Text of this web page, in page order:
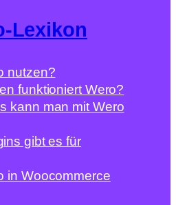
Lexikon
nutzen?
funktioniert Wero?
kann man mit Wero
gibt es für
in Woocommerce